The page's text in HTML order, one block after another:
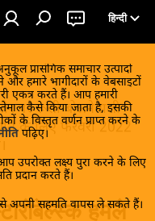
हिन्दी
प्रासंगिक समाचार उत्पादों
हमारे भागीदारों के वेबसाइटों
एकत्र करते हैं। आप हमारी
कैसे किया जाता है, इसकी
के विस्तृत वर्णन प्राप्त करने के
पढ़िए।
उपरोक्त लक्ष्य पुरा करने के लिए
प्रदान करते हैं।
अपनी सहमति वापस ले सकते हैं।
पर रूसी बोलनेवाली
के लिए फरवरी 2022
हमले